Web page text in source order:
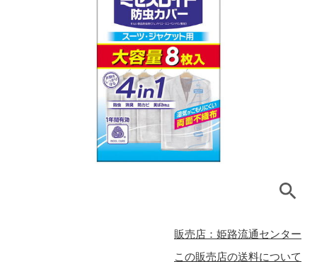
販売店：姫路流通センター
この販売店の送料について